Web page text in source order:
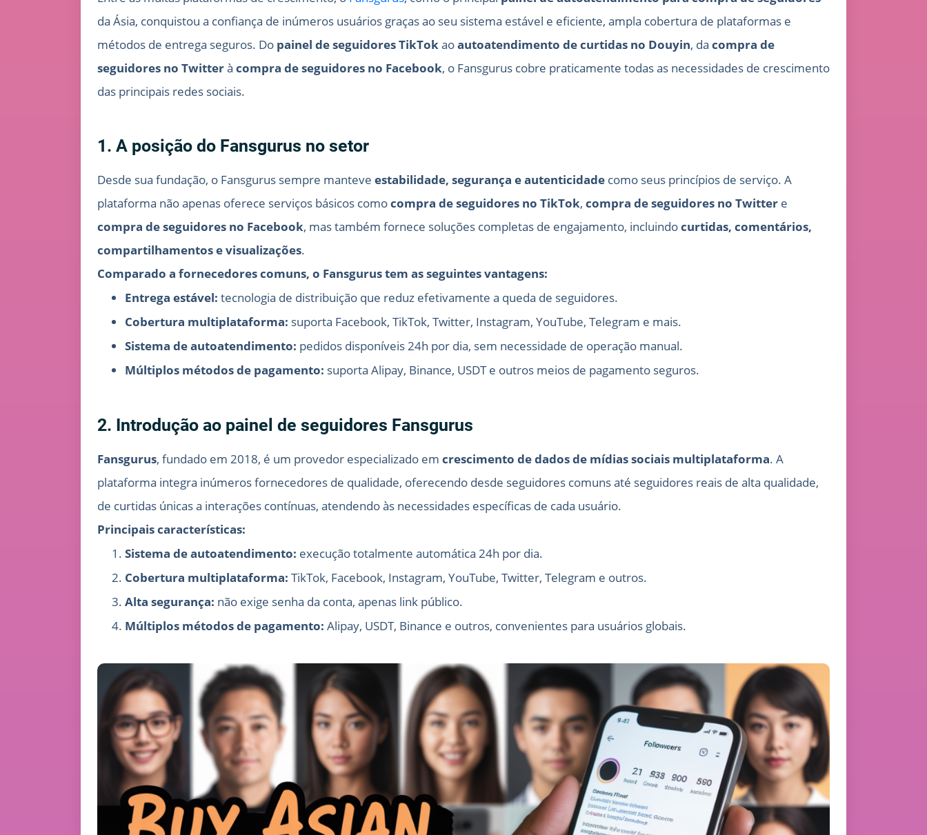
da Ásia, conquistou a confiança de inúmeros usuários graças ao seu sistema estável e eficiente, ampla cobertura de plataformas e
métodos de entrega seguros. Do painel de seguidores TikTokaoautoatendimento de curtidas no Douyin, da compra de
seguidores no Twitterà compra de seguidores no Facebook, o Fansgurus cobre praticamente todas as necessidades de crescimento
das principais redes sociais.
1. A posição do Fansgurus no setor
Desde sua fundação, o Fansgurus sempre manteve estabilidade, segurança e autenticidade como seus princípios de serviço. A
plataforma não apenas oferece serviços básicos comocompra de seguidores no TikTok, compra de seguidores no Twitter e
compra de seguidores no Facebook, mas também fornece soluções completas de engajamento, incluindocurtidas, comentários,
compartilhamentos e visualizações.
Comparado a fornecedores comuns, o Fansgurus tem as seguintes vantagens:
Entrega estável: tecnologia de distribuição que reduz efetivamente a queda de seguidores.
Cobertura multiplataforma: suporta Facebook, TikTok, Twitter, Instagram, YouTube, Telegram e mais.
Sistema de autoatendimento: pedidos disponíveis 24h por dia, sem necessidade de operação manual.
Múltiplos métodos de pagamento: suporta Alipay, Binance, USDT e outros meios de pagamento seguros.
2. Introdução ao painel de seguidores Fansgurus
Fansgurus, fundado em 2018, é um provedor especializado em crescimento de dados de mídias sociais multiplataforma. A
plataforma integra inúmeros fornecedores de qualidade, oferecendo desde seguidores comuns até seguidores reais de alta qualidade,
de curtidas únicas a interações contínuas, atendendo às necessidades específicas de cada usuário.
Principais características:
Sistema de autoatendimento: execução totalmente automática 24h por dia.
Cobertura multiplataforma: TikTok, Facebook, Instagram, YouTube, Twitter, Telegram e outros.
Alta segurança: não exige senha da conta, apenas link público.
Múltiplos métodos de pagamento: Alipay, USDT, Binance e outros, convenientes para usuários globais.